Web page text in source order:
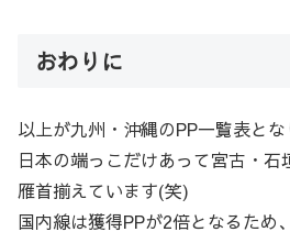
おわりに
以上が九州・沖縄のPP一覧表とな
日本の端っこだけあって宮古・
雁首揃えています(笑)
国内線は獲得PPが2倍となるため